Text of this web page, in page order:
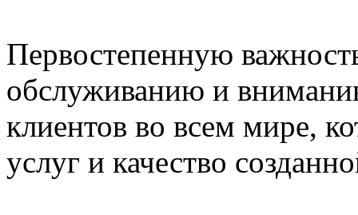
Первостепенную
обслуживанию и
клиентов во всем мире,
услуг и качество